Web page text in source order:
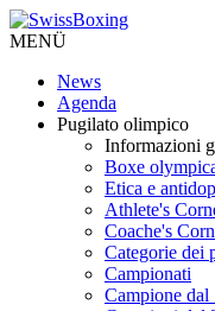
MENÜ
News
Agenda
Pugilato olimpico
Informazioni
Boxe
Etica e
Athlete's
Coache's
Categorie dei
Campionati
Campione dal